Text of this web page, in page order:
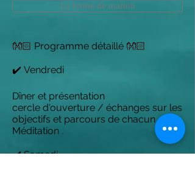
La ferme de marion
👐🏻 Programme détaillé 👐🏻
✔️ Vendredi
Dîner et présentation
cercle d'ouverture / échanges sur les
objectifs et parcours de chacun /
Méditation .
✔️ Samedi